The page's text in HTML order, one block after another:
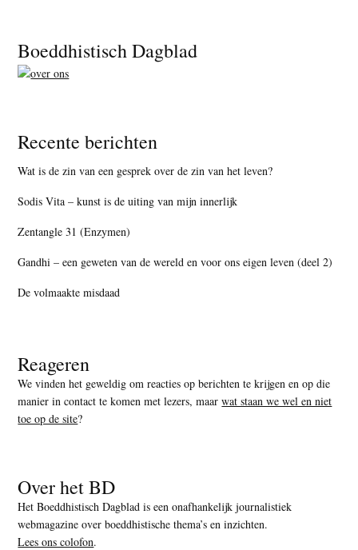
Footer
Boeddhistisch Dagblad
Recente berichten
Wat is de zin van een gesprek over de zin van het leven?
Sodis Vita – kunst is de uiting van mijn innerlijk
Zentangle 31 (Enzymen)
Gandhi – een geweten van de wereld en voor ons eigen leven (deel 2)
De volmaakte misdaad
Reageren
We vinden het geweldig om reacties op berichten te krijgen en op die
manier in contact te komen met lezers, maarwat staan we wel en niet
toe op de site?
Over het BD
Het Boeddhistisch Dagblad is een onafhankelijk journalistiek
webmagazine over boeddhistische thema’s en inzichten.
Lees ons colofon.